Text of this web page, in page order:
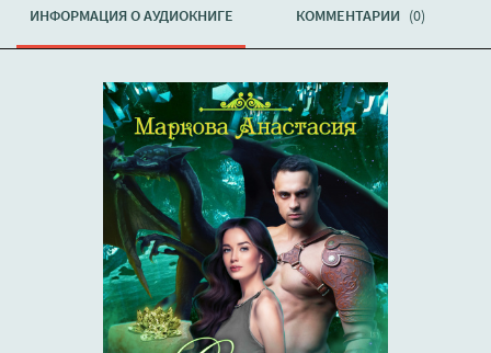
ИНФОРМАЦИЯ О АУДИОКНИГЕ КОММЕНТАРИИ (0)